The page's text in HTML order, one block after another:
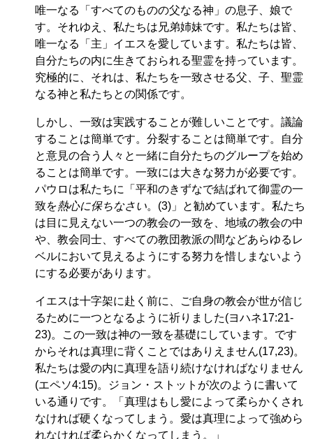
唯一なる「すべてのものの父なる神」の息子、娘で
す。それゆえ、私たちは兄弟姉妹です。私たちは皆、
唯一なる「主」イエスを愛しています。私たちは皆、
自分たちの内に生きておられる聖霊を持っています。
究極的に、それは、私たちを一致させる父、子、聖霊
なる神と私たちとの関係です。
しかし、一致は実践することが難しいことです。議論
することは簡単です。分裂することは簡単です。自分
と意見の合う人々と一緒に自分たちのグループを始め
ることは簡単です。一致には大きな努力が必要です。
パウロは私たちに「平和のきずなで結ばれて御霊の一
致を熱心に保ちなさい。(3)」と勧めています。私たち
は目に見えない一つの教会の一致を、地域の教会の中
や、教会同士、すべての教団教派の間などあらゆるレ
ベルにおいて見えるようにする努力を惜しまないよう
にする必要があります。
イエスは十字架に赴く前に、ご自身の教会が世が信じ
るために一つとなるように祈りました(ヨハネ17:21-
23)。この一致は神の一致を基礎にしています。です
からそれは真理に背くことではありえません(17,23)。
私たちは愛の内に真理を語り続けなければなりません
(エペソ4:15)。ジョン・ストットが次のように書いて
いる通りです。「真理はもし愛によって柔らかくされ
なければ硬くなってしまう。愛は真理によって強めら
れなければ柔らかくなってしまう。」